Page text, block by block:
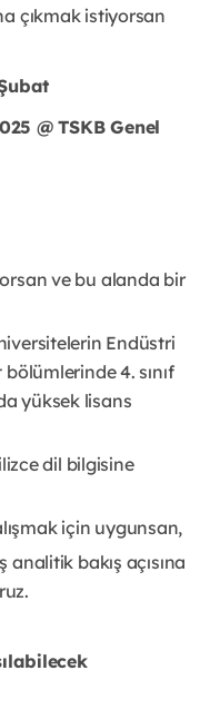
çıkmak istiyorsan
@ TSKB Genel
ve bu alanda bir
Endüstri
4. sınıf
yüksek lisans
dil bilgisine
için uygunsan,
bakış açısına